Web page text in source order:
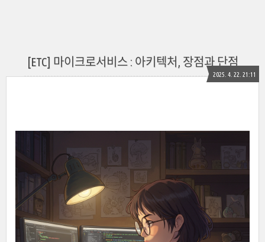
[ETC] 마이크로서비스 : 아키텍처, 장점과 단점
2025. 4. 22. 21:11